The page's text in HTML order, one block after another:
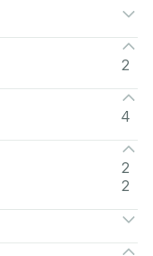
2
4
2
2